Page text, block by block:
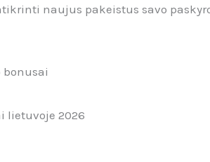
naujus pakeistus savo
bonusai
lietuvoje 2026